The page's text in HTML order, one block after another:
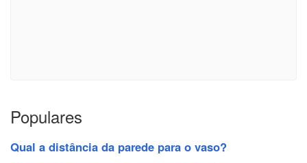
Populares
Qual a distância da parede para o vaso?